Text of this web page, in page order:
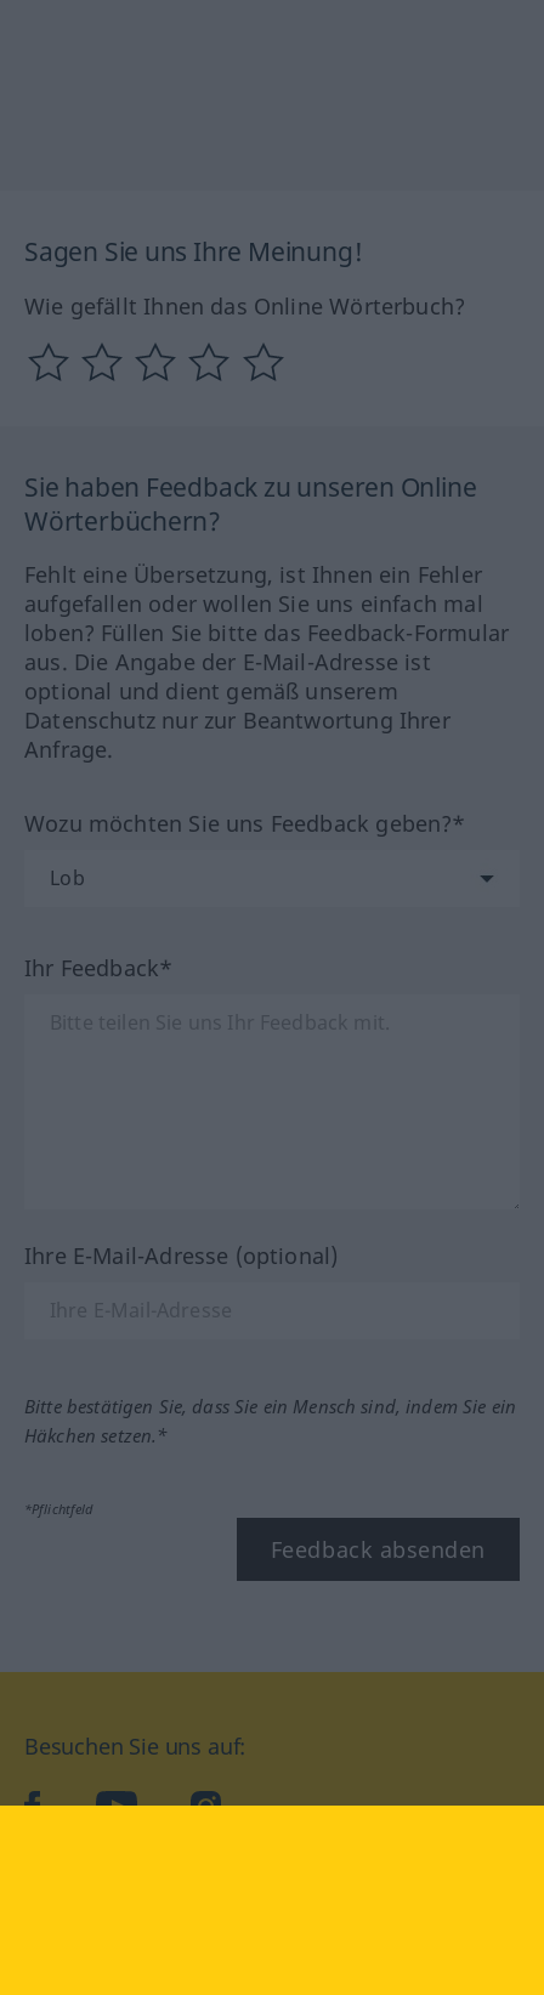
Sagen Sie uns Ihre Meinung!
Wie gefällt Ihnen das Online Wörterbuch?
Sie haben Feedback zu unseren Online
Wörterbüchern?
Fehlt eine Übersetzung, ist Ihnen ein Fehler
aufgefallen oder wollen Sie uns einfach mal
loben? Füllen Sie bitte das Feedback-Formular
aus. Die Angabe der E-Mail-Adresse ist
optional und dient gemäß unserem
Datenschutz nur zur Beantwortung Ihrer
Anfrage.
Wozu möchten Sie uns Feedback geben?*
Ihr Feedback*
Ihre E-Mail-Adresse (optional)
Bitte bestätigen Sie, dass Sie ein Mensch sind, indem Sie ein
Häkchen setzen.*
*Pflichtfeld
Feedback absenden
Besuchen Sie uns auf:
facebookYouTube Instagram